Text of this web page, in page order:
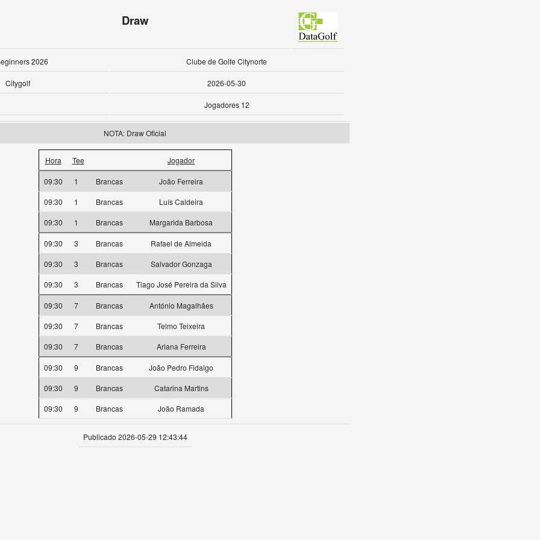
Draw
2026 Clube de Golfe Citynorte
Citygolf 2026-05-30
Jogadores 12
NOTA: Draw Oficial
Hora Tee Jogador
09:30 1 Brancas
João Ferreira
09:30
1 Brancas
Luís Caldeira
09:30
1 Brancas Margarida Barbosa
09:30 3 Brancas
Rafael de Almeida
09:30
3 Brancas
Salvador Gonzaga
09:30
3 Brancas Tiago José Pereira da Silva
09:30 7 Brancas
António Magalhães
09:30
7 Brancas
Telmo Teixeira
09:30
7 Brancas Ariana Ferreira
09:30 9 Brancas
João Pedro Fidalgo
09:30
9 Brancas
Catarina Martins
09:30
9 Brancas João Ramada
Publicado 2026-05-29 12:43:44